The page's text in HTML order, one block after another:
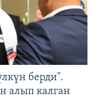
берди".
алып калган